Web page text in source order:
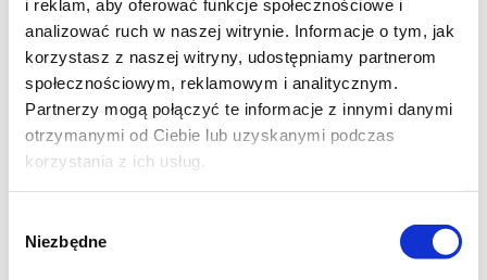
i reklam, aby oferować funkcje społecznościowe i
analizować ruch w naszej witrynie. Informacje o tym, jak
korzystasz z naszej witryny, udostępniamy partnerom
społecznościowym, reklamowym i analitycznym.
Partnerzy mogą połączyć te informacje z innymi danymi
otrzymanymi od Ciebie lub uzyskanymi podczas
korzystania z ich usług.
zgody
Niezbędne
"oczy" na stoliku zanim się obudzę...
Jeszcze przed zaśnięciem ta myśl mnie
nurtuje:
Czy to wszystkie są części, które się
wyjmuje?"
Za czasów młodości (mówię bez przesady)